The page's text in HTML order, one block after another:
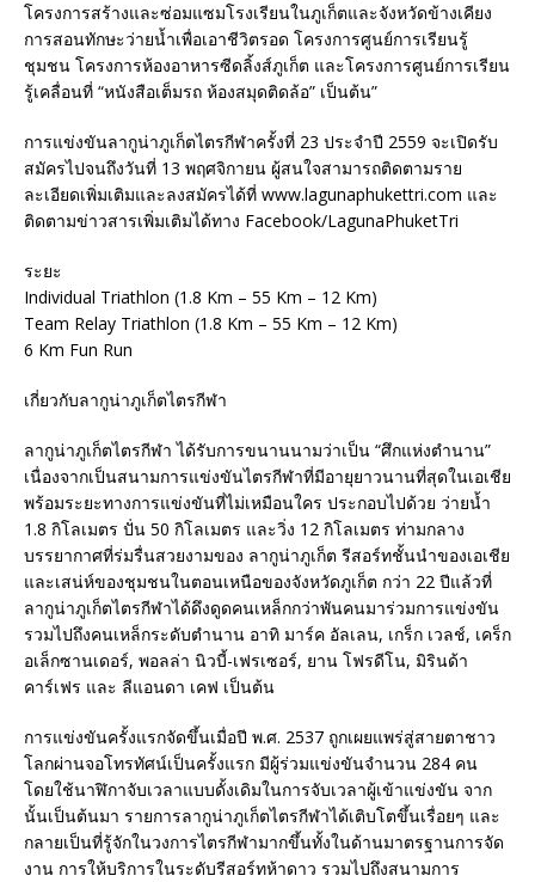
โครงการสร้างและซ่อมแซมโรงเรียนในภูเก็ตและจังหวัดข้างเคียง
การสอนทักษะว่ายน้ำเพื่อเอาชีวิตรอด โครงการศูนย์การเรียนรู้
ชุมชน โครงการห้องอาหารซีดลิ้งส์ภูเก็ต และโครงการศูนย์การเรียน
รู้เคลื่อนที่ “หนังสือเต็มรถ ห้องสมุดติดล้อ” เป็นต้น”
การแข่งขันลากูน่าภูเก็ตไตรกีฬาครั้งที่ 23 ประจำปี 2559 จะเปิดรับ
สมัครไปจนถึงวันที่ 13 พฤศจิกายน ผู้สนใจสามารถติดตามราย
ละเอียดเพิ่มเติมและลงสมัครได้ที่ www.lagunaphukettri.com และ
ติดตามข่าวสารเพิ่มเติมได้ทาง Facebook/LagunaPhuketTri
ระยะ
Individual Triathlon (1.8 Km – 55 Km – 12 Km)
Team Relay Triathlon (1.8 Km – 55 Km – 12 Km)
6 Km Fun Run
เกี่ยวกับลากูน่าภูเก็ตไตรกีฬา
ลากูน่าภูเก็ตไตรกีฬา ได้รับการขนานนามว่าเป็น “ศึกแห่งตำนาน”
เนื่องจากเป็นสนามการแข่งขันไตรกีฬาที่มีอายุยาวนานที่สุดในเอเชีย
พร้อมระยะทางการแข่งขันที่ไม่เหมือนใคร ประกอบไปด้วย ว่ายน้ำ
1.8 กิโลเมตร ปั่น 50 กิโลเมตร และวิ่ง 12 กิโลเมตร ท่ามกลาง
บรรยากาศที่ร่มรื่นสวยงามของ ลากูน่าภูเก็ต รีสอร์ทชั้นนำของเอเชีย
และเสน่ห์ของชุมชนในตอนเหนือของจังหวัดภูเก็ต กว่า 22 ปีแล้วที่
ลากูน่าภูเก็ตไตรกีฬาได้ดึงดูดคนเหล็กกว่าพันคนมาร่วมการแข่งขัน
รวมไปถึงคนเหล็กระดับตำนาน อาทิ มาร์ค อัลเลน, เกร็ก เวลช์, เคร็ก
อเล็กซานเดอร์, พอลล่า นิวบี้-เฟรเซอร์, ยาน โฟรดีโน, มิรินด้า
คาร์เฟร และ ลีแอนดา เคฟ เป็นต้น
การแข่งขันครั้งแรกจัดขึ้นเมื่อปี พ.ศ. 2537 ถูกเผยแพร่สู่สายตาชาว
โลกผ่านจอโทรทัศน์เป็นครั้งแรก มีผู้ร่วมแข่งขันจำนวน 284 คน
โดยใช้นาฬิกาจับเวลาแบบดั้งเดิมในการจับเวลาผู้เข้าแข่งขัน จาก
นั้นเป็นต้นมา รายการลากูน่าภูเก็ตไตรกีฬาได้เติบโตขึ้นเรื่อยๆ และ
กลายเป็นที่รู้จักในวงการไตรกีฬามากขึ้นทั้งในด้านมาตรฐานการจัด
งาน การให้บริการในระดับรีสอร์ทห้าดาว รวมไปถึงสนามการ